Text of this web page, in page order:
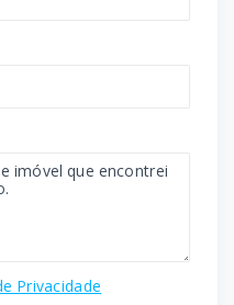
Privacidade